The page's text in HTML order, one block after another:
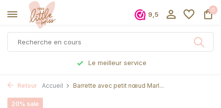
9,5
0
Le meilleur service
Retour Accueil Barrette avec petit nœud Marl...
20% sale